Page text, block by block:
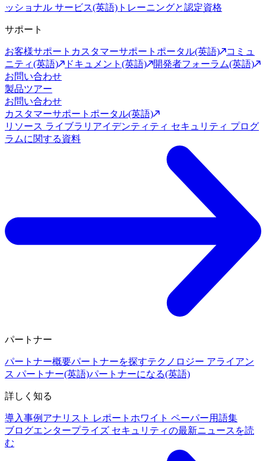
ッショナル サービス(英語) トレーニングと認定資格
サポート
お客様サポート カスタマーサポートポータル(英語)
コミュ
ニティ(英語)
ドキュメント(英語)
開発者フォーラム(英語)
お問い合わせ
製品ツアー
お問い合わせ
カスタマーサポートポータル(英語)
リソース ライブラリ アイデンティティ セキュリティ プログ
ラムに関する資料
パートナー
パートナー概要パートナーを探すテクノロジー アライアン
ス パートナー(英語)パートナーになる(英語)
詳しく知る
導入事例 アナリスト レポート ホワイト ペーパー用語集
ブログエンタープライズ セキュリティの最新ニュースを読
む